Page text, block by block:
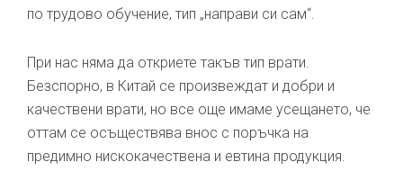
по трудово обучение, тип „направи си сам“.
При нас няма да откриете такъв тип врати.
Безспорно, в Китай се произвеждат и добри и
качествени врати, но все още имаме усещането, че
оттам се осъществява внос с поръчка на
предимно нискокачествена и евтина продукция.